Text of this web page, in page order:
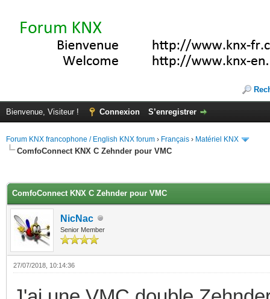
Bienvenue, Visiteur ! Connexion S’enregistrer
Forum KNX francophone / English KNX forum › Français › Matériel KNX
ComfoConnect KNX C Zehnder pour VMC
ComfoConnect KNX C Zehnder pour VMC
NicNac
Senior Member
27/07/2018, 10:14:36